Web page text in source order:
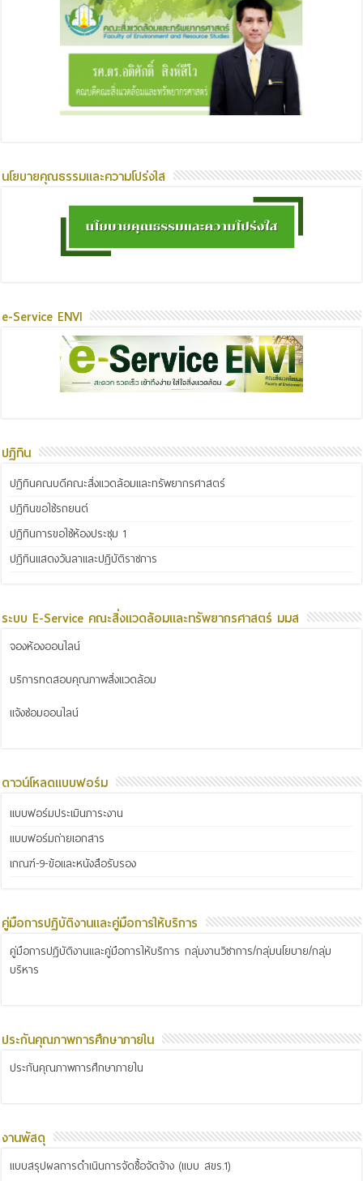
นโยบายคุณธรรมและความโปร่งใส
e-Service ENVI
ปฏิทิน
ปฏิทินคณบดีคณะสิ่งแวดล้อมและทรัพยากรศาสตร์
ปฏิทินขอใช้รถยนต์
ปฏิทินการขอใช้ห้องประชุม 1
ปฏิทินแสดงวันลาและปฏิบัติราชการ
ระบบ E-Service คณะสิ่งแวดล้อมและทรัพยากรศาสตร์ มมส
จองห้องออนไลน์
บริการทดสอบคุณภาพสิ่งแวดล้อม
แจ้งซ่อมออนไลน์
ดาวน์โหลดแบบฟอร์ม
แบบฟอร์มประเมินภาระงาน
แบบฟอร์มถ่ายเอกสาร
เกณฑ์-9-ข้อและหนังสือรับรอง
คู่มือการปฏิบัติงานและคู่มือการให้บริการ
คู่มือการปฏิบัติงานและคู่มือการให้บริการ กลุ่มงานวิชาการ/กลุ่มนโยบาย/กลุ่ม
บริหาร
ประกันคุณภาพการศึกษาภายใน
ประกันคุณภาพการศึกษาภายใน
งานพัสดุ
แบบสรุปผลการดำเนินการจัดซื้อจัดจ้าง (แบบ สขร.1)